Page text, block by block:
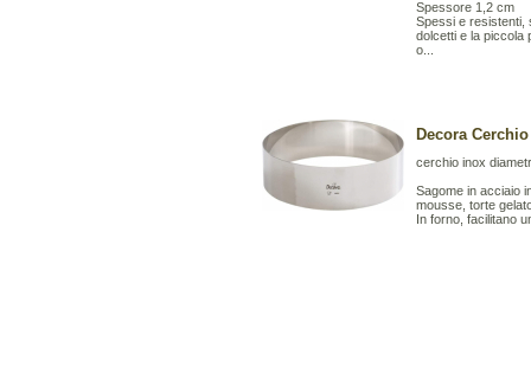
Spessore 1,2 cm
Spessi e resistenti,
dolcetti e la piccola
o...
Decora
cerchio inox
Sagome in acciaio
mousse, torte
In forno, facilitano